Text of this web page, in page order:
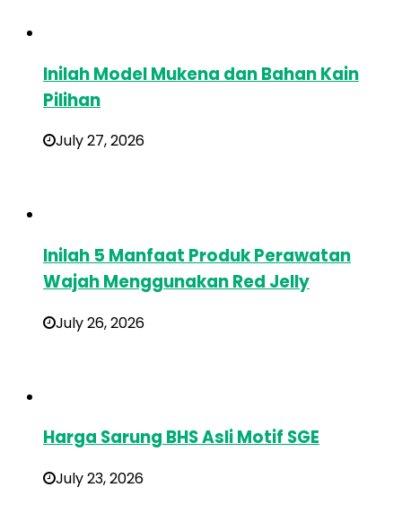
Inilah Model Mukena dan Bahan Kain
Pilihan
July 27, 2026
Inilah 5 Manfaat Produk Perawatan
Wajah Menggunakan Red Jelly
July 26, 2026
Harga Sarung BHS Asli Motif SGE
July 23, 2026